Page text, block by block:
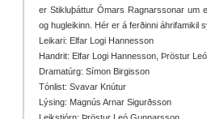
er Stikluþáttur Ómars Ragnarssonar
og hugleikinn. Hér er á ferðinni áhrifamikil
Leikari: Elfar Logi Hannesson
Handrit: Elfar Logi Hannesson, Þröstur
Dramatúrg: Símon Birgisson
Tónlist: Svavar Knútur
Lýsing: Magnús Arnar Sigurðsson